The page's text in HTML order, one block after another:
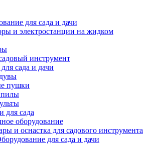
для сада и дачи
и электростанции на жидком
инструмент
сада и дачи
пушки
для сада
оборудование
и оснастка для садового инструмента
для сада и дачи